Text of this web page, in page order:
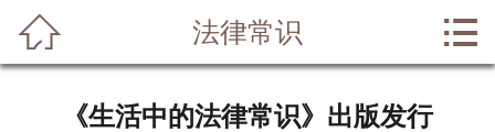
 法律常识 
《生活中的法律常识》出版发行